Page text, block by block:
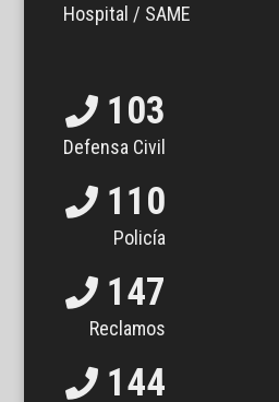
Hospital / SAME
103
Defensa Civil
110
Policía
147
Reclamos
144